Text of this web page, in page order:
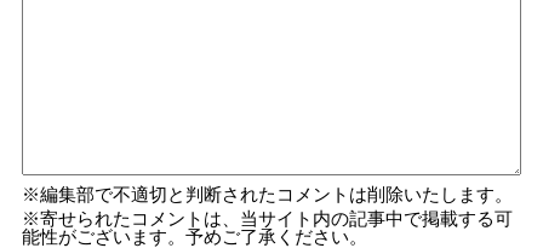
編集部で不適切と判断されたコメントは削除いたします。
寄せられたコメントは、当サイト内の記事中で掲載する可
能性がございます。予めご了承ください。